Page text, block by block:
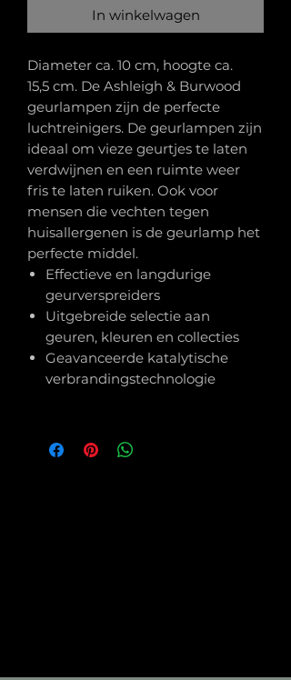
In winkelwagen
Diameter ca. 10 cm, hoogte ca.
15,5 cm. De Ashleigh & Burwood
geurlampen zijn de perfecte
luchtreinigers. De geurlampen zijn
ideaal om vieze geurtjes te laten
verdwijnen en een ruimte weer
fris te laten ruiken. Ook voor
mensen die vechten tegen
huisallergenen is de geurlamp het
perfecte middel.
Effectieve en langdurige
geurverspreiders
Uitgebreide selectie aan
geuren, kleuren en collecties
Geavanceerde katalytische
verbrandingstechnologie